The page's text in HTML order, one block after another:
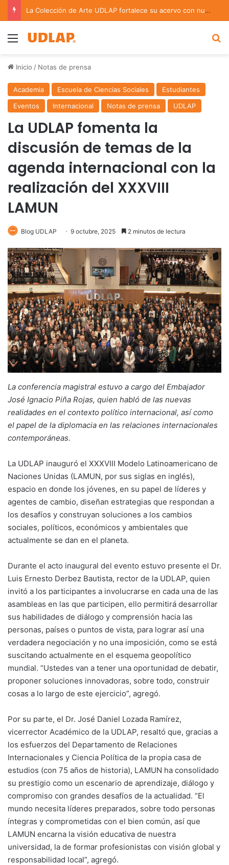
La Colección de Arte UDLAP fortalece su acervo con nuevas obras de artistas emergentes y consolidados
Menu
Inicio / Notas de prensa
Academia Escuela de Ciencias Sociales
Estudiantes
Eventos
Internacional Notas de prensa UDLAP
La UDLAP fomenta la
discusión de temas de la
agenda internacional con la
realización del XXXVIII
LAMUN
Blog UDLAP 9 octubre, 2025 2 minutos de lectura
La conferencia magistral estuvo a cargo del Embajador
José Ignacio Piña Rojas, quien habló de las nuevas
realidades en el contexto político internacional, así como
el papel de la diplomacia en las relaciones internacionales
contemporáneas.
La UDLAP inauguró el XXXVIII Modelo Latinoamericano de
Naciones Unidas (LAMUN, por sus siglas en inglés),
espacio en donde los jóvenes, en su papel de líderes y
agentes de cambio, diseñan estrategias que respondan a
los desafíos y construyan soluciones a los cambios
sociales, políticos, económicos y ambientales que
actualmente se dan en el planeta.
Durante el acto inaugural del evento estuvo presente el Dr.
Luis Ernesto Derbez Bautista, rector de la UDLAP, quien
invitó a los participantes a involucrarse en cada una de las
asambleas en las que participen, ello permitirá desarrollar
sus habilidades de diálogo y comprensión hacia las
personas, países o puntos de vista, para lograr así una
verdadera negociación y no una imposición, como se está
suscitando actualmente en el esquema geopolítico
mundial. “Ustedes van a tener una oportunidad de debatir,
proponer soluciones innovadoras, sobre todo, construir
cosas a lo largo de este ejercicio”, agregó.
Por su parte, el Dr. José Daniel Lozada Ramírez,
vicerrector Académico de la UDLAP, resaltó que, gracias a
los esfuerzos del Departamento de Relaciones
Internacionales y Ciencia Política de la propia casa de
estudios (con 75 años de historia), LAMUN ha consolidado
su prestigio como un escenario de aprendizaje, diálogo y
compromiso con grandes desafíos de la actualidad. “El
mundo necesita líderes preparados, sobre todo personas
íntegras y comprometidas con el bien común, así que
LAMUN encarna la visión educativa de nuestra
universidad, la de formar profesionistas con visión global y
responsabilidad local”, agregó.